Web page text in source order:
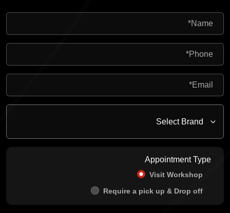
Appointment Type
Visit Workshop
Require a pick up & Drop off